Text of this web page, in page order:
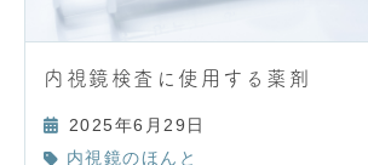
内視鏡検査に使用する薬剤
2025年6月29日
内視鏡のほんと